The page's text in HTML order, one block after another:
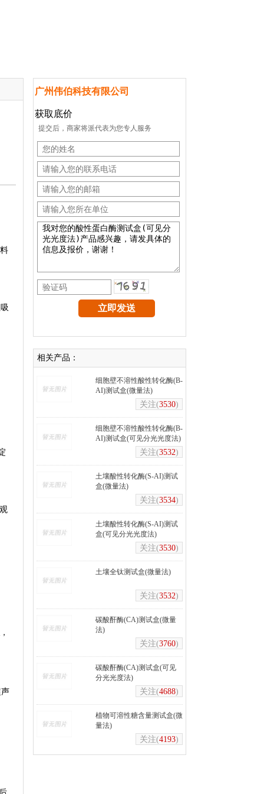
广州伟伯科技有限公司
获取底价
提交后，商家将派代表为您专人服务
相关产品：
细胞壁不溶性酸性转化酶(B-
AI)测试盒(微量法)
关注(3530)
细胞壁不溶性酸性转化酶(B-
AI)测试盒(可见分光光度法)
关注(3532)
土壤酸性转化酶(S-AI)测试
盒(微量法)
关注(3534)
土壤酸性转化酶(S-AI)测试
盒(可见分光光度法)
关注(3530)
土壤全钛测试盒(微量法)
关注(3532)
碳酸酐酶(CA)测试盒(微量
法)
关注(3760)
碳酸酐酶(CA)测试盒(可见
分光光度法)
关注(4688)
植物可溶性糖含量测试盒(微
量法)
关注(4193)